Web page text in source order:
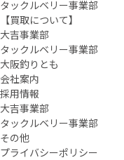
タックルベリー事業部
【買取について】
大吉事業部
タックルベリー事業部
大阪釣りとも
会社案内
採用情報
大吉事業部
タックルベリー事業部
その他
プライバシーポリシー